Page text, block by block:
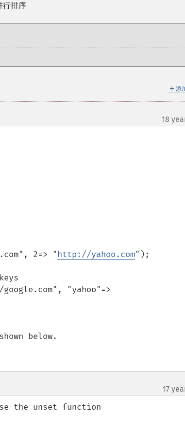
行排序
＋ 添
18
2=> "http://yahoo.com");
"yahoo"=>
below.
17
the unset function